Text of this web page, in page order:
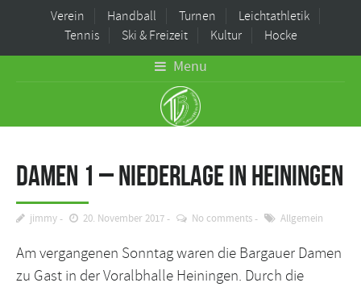
Verein Handball Turnen
Leichtathletik
Tennis
Ski & Freizeit Kultur Hocke
Menu
Damen 1 – Niederlage in Heiningen
jimmy 20. November 2017 No comments Allgemein
Am vergangenen Sonntag waren die Bargauer Damen
zu Gast in der Voralbhalle Heiningen. Durch die